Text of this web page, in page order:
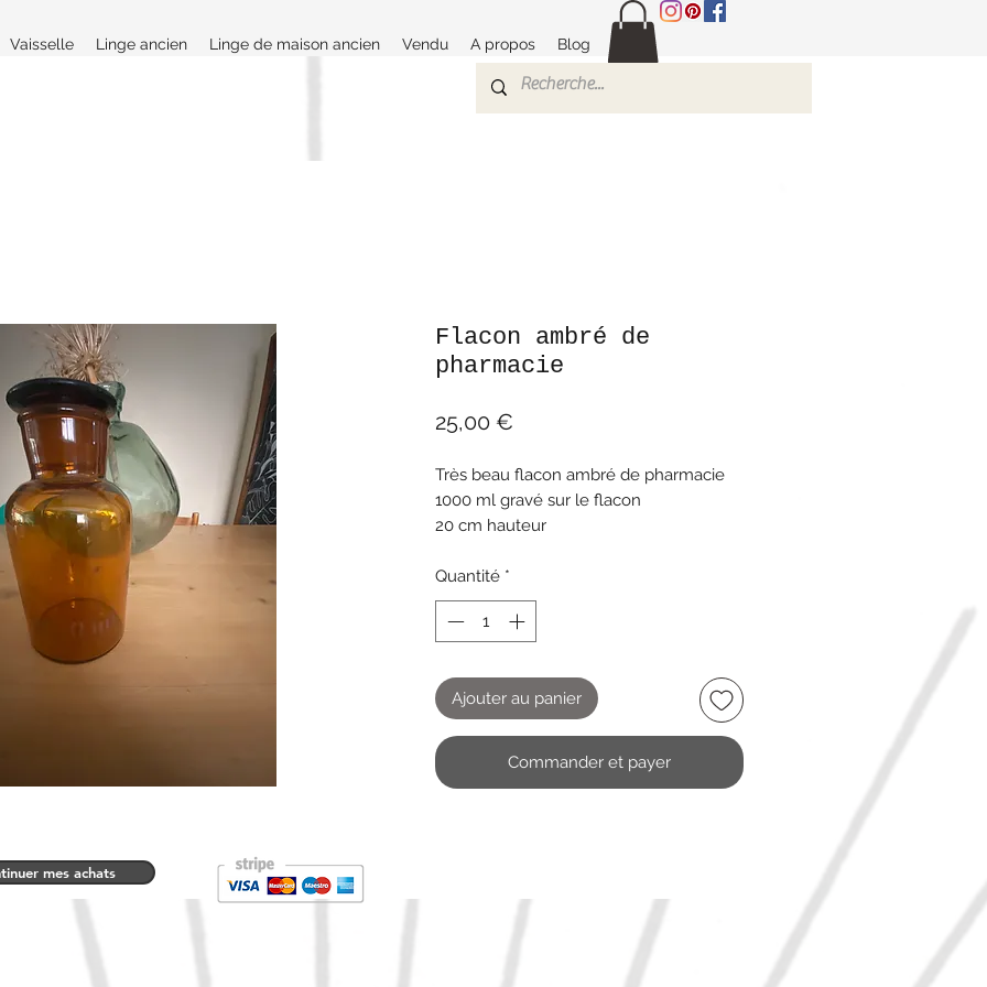
Vaisselle Linge ancien Linge de maison ancien Vendu A propos Blog
Flacon ambré de
pharmacie
25,00 €
Très beau flacon ambré de pharmacie
1000 ml gravé sur le flacon
20 cm hauteur
Quantité *
Ajouter au panier
Commander et payer
mes achats